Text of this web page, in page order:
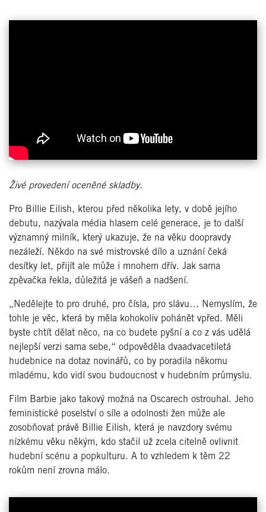
Živé provedení oceněné skladby.
Pro Billie Eilish, kterou před několika lety, v době jejího
debutu, nazývala média hlasem celé generace, je to další
významný milník, který ukazuje, že na věku doopravdy
nezáleží. Někdo na své mistrovské dílo a uznání čeká
desítky let, přijít ale může i mnohem dřív. Jak sama
zpěvačka řekla, důležitá je vášeň a nadšení.
„Nedělejte to pro druhé, pro čísla, pro slávu… Nemyslím, že
tohle je věc, která by měla kohokoliv pohánět vpřed. Měli
byste chtít dělat něco, na co budete pyšní a co z vás udělá
nejlepší verzi sama sebe,“ odpověděla dvaadvacetiletá
hudebnice na dotaz novinářů, co by poradila někomu
mladému, kdo vidí svou budoucnost v hudebním průmyslu.
Film Barbie jako takový možná na Oscarech ostrouhal. Jeho
feministické poselství o síle a odolnosti žen může ale
zosobňovat právě Billie Eilish, která je navzdory svému
nízkému věku někým, kdo stačil už zcela citelně ovlivnit
hudební scénu a popkulturu. A to vzhledem k těm 22
rokům není zrovna málo.